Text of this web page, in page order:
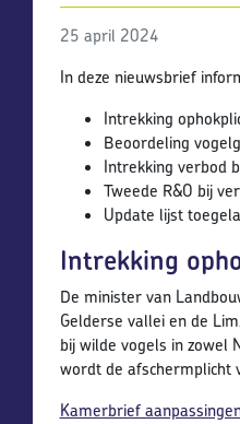
25 april 2024
In deze nieuwsbrief
Intrekking
Beoordeling
Intrekking verbod
Tweede R&O bij
Update lijst
Intrekking
De minister van
Gelderse vallei en de
bij wilde vogels in zowel
wordt de afschermplicht
Kamerbrief